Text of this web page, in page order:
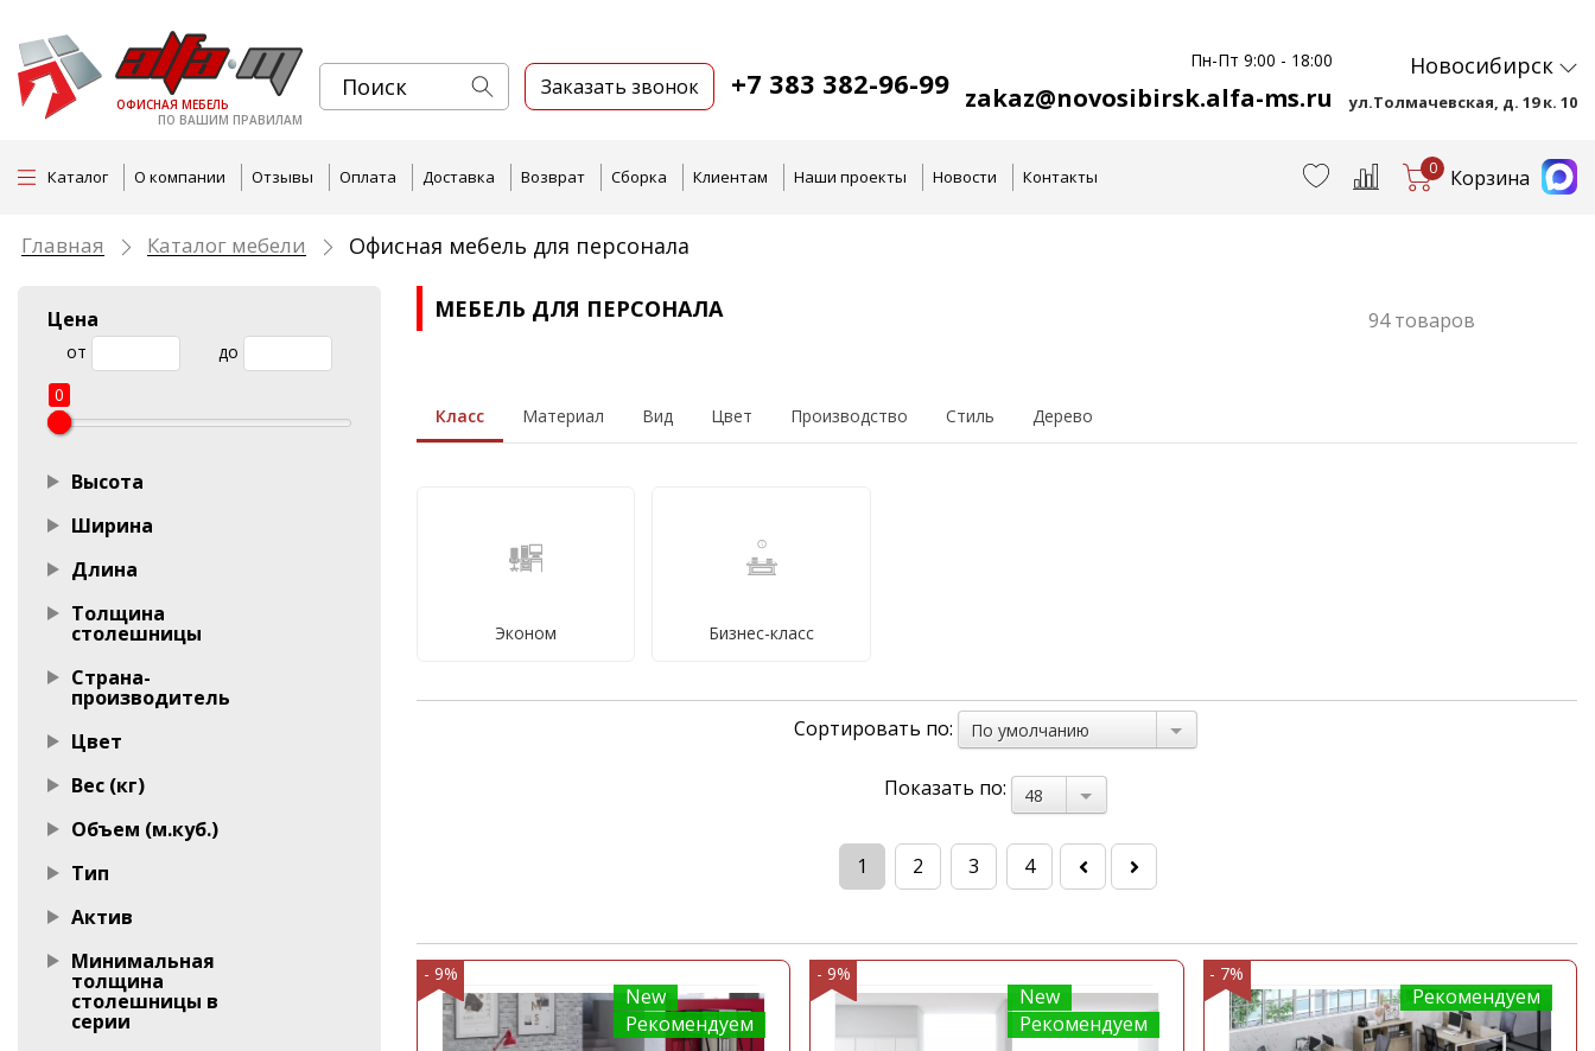
ОФИСНАЯ МЕБЕЛЬ
ПО ВАШИМ ПРАВИЛАМ
Заказать звонок +7 383 382-96-99
Пн-Пт 9:00 - 18:00
zakaz@novosibirsk.alfa-ms.ru
Новосибирск
ул.Толмачевская, д. 19 к. 10
Каталог О компании Отзывы Оплата Доставка Возврат Сборка Клиентам Наши проекты Новости Контакты 0 Корзина
Главная Каталог мебели Офисная мебель для персонала
Цена
от
до
0
Высота
Ширина
Длина
Толщина
столешницы
Страна-
производитель
Цвет
Вес (кг)
Объем (м.куб.)
Тип
Актив
Минимальная
толщина
столешницы в
серии
МЕБЕЛЬ ДЛЯ ПЕРСОНАЛА 94 товаров
Класс Материал Вид Цвет Производство Стиль Дерево
Эконом Бизнес-класс
Стойки ресепшн
Матовые
Сортировать по: По умолчанию
Показать по: 48
1 2 3 4
- 9%
New
Рекомендуем
- 9%
New
Рекомендуем
- 7%
Рекомендуем